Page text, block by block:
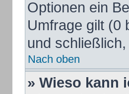
Optionen ein
Umfrage gilt (0
und
Nach oben
» Wieso kann